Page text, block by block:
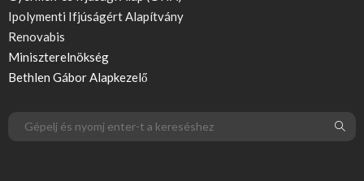
Ipolymenti Ifjúságért Alapítvány
Renovabis
Miniszterelnökség
Bethlen Gábor Alapkezelő